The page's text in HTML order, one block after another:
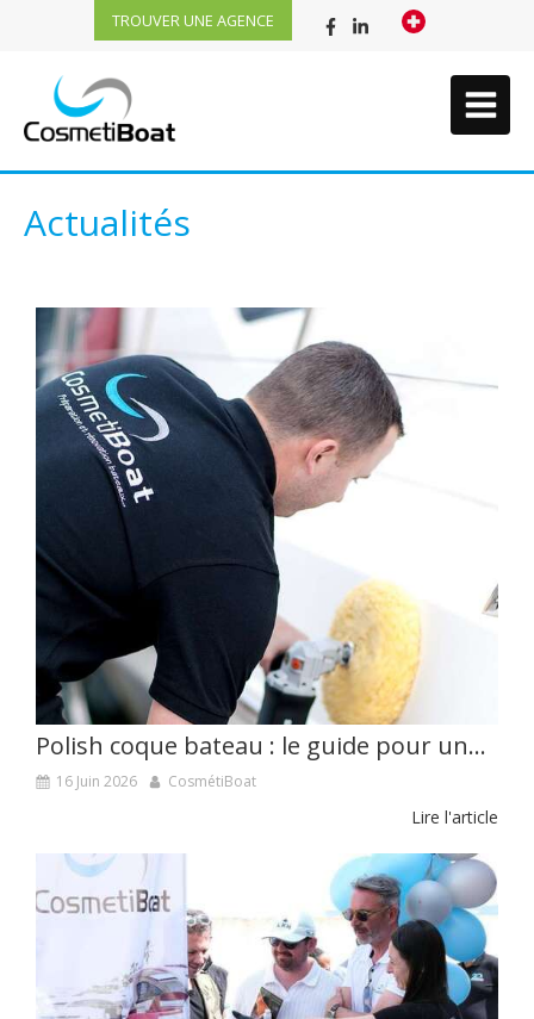
TROUVER UNE AGENCE
Actualités
Polish coque bateau : le guide pour une coque brillante
16 Juin 2026 CosmétiBoat
Lire l'article